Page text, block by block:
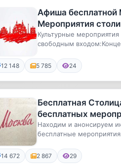
Афиша бесплатной
Мероприятия
спектакли,
выставки,
театры
Культурные
свободным
кинотеат...
12 148 5 785 24
Бесплатная
бесплатных
Москвы и области
Находим и анонсируем
бесплатные мероприятия
в Москв...
14 672 2 867 29